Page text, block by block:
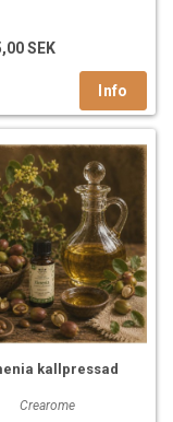
SEK
kallpressad
Crearome